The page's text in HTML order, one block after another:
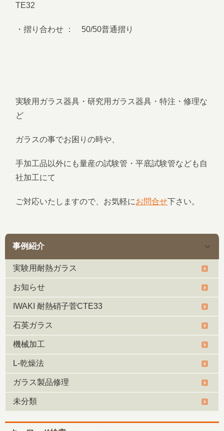
事例紹介
実験用耐熱ガラス
お知らせ
IWAKI 耐熱硝子菅CTE33
石英ガラス
機械加工
L-乾燥法
ガラス製品修理
未分類
TE32
・摺り合わせ ： 50/50普通摺り
実験用ガラス器具・研究用ガラス器具・特注・修理な
ど
ガラスの事でお困りの時や、
手加工品以外にも量産の試験管・平底試験管なども自
社加工にて
ご対応いたしますので、お気軽にお問合せ下さい。